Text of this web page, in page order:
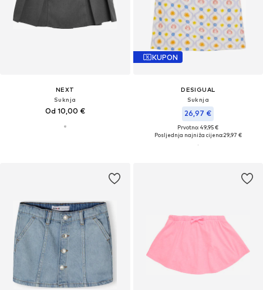
NEXT
Suknja
Od 10,00 €
KUPON
DESIGUAL
Suknja
26,97 €
Prvotno: 49,95 €
Posljednja najniža cijena:29,97 €